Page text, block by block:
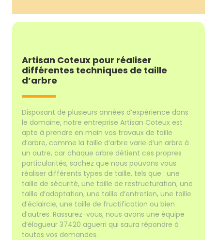
Artisan Coteux pour réaliser
différentes techniques de taille
d’arbre
Disposant de plusieurs années d’expérience dans
le domaine, notre entreprise Artisan Coteux est
apte à prendre en main vos travaux de taille
d’arbre, comme la taille d’arbre varie d’un arbre à
un autre, car chaque arbre détient ces propres
particularités, sachez que nous pouvons vous
réaliser différents types de taille, tels que : une
taille de sécurité, une taille de restructuration, une
taille d’adaptation, une taille d’entretien, une taille
d’éclaircie, une taille de fructification ou bien
d’autres. Rassurez-vous, nous avons une équipe
d’élagueur 37420 aguerri qui saura répondre à
toutes vos demandes.